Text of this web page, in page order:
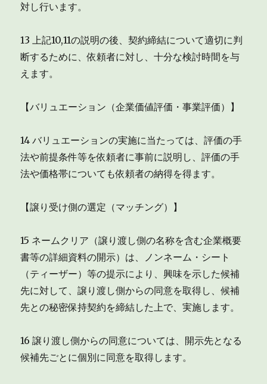
対し行います。
13 上記10,11の説明の後、契約締結について適切に判
断するために、依頼者に対し、十分な検討時間を与
えます。
【バリュエーション（企業価値評価・事業評価）】
14 バリュエーションの実施に当たっては、評価の手
法や前提条件等を依頼者に事前に説明し、評価の手
法や価格帯についても依頼者の納得を得ます。
【譲り受け側の選定（マッチング）】
15 ネームクリア（譲り渡し側の名称を含む企業概要
書等の詳細資料の開示）は、ノンネーム・シート
（ティーザー）等の提示により、興味を示した候補
先に対して、譲り渡し側からの同意を取得し、候補
先との秘密保持契約を締結した上で、実施します。
16 譲り渡し側からの同意については、開示先となる
候補先ごとに個別に同意を取得します。